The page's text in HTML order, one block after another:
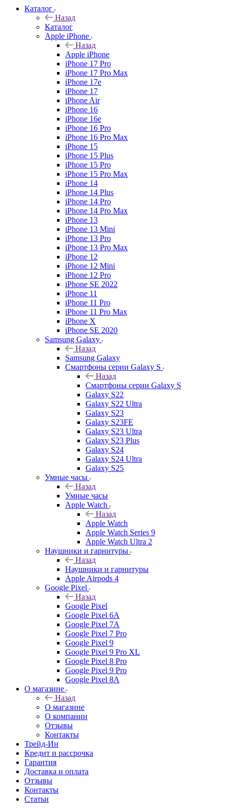
Каталог
Назад
Каталог
Apple iPhone
Назад
Apple iPhone
iPhone 17 Pro
iPhone 17 Pro Max
iPhone 17e
iPhone 17
iPhone Air
iPhone 16
iPhone 16e
iPhone 16 Pro
iPhone 16 Pro Max
iPhone 15
iPhone 15 Plus
iPhone 15 Pro
iPhone 15 Pro Max
iPhone 14
iPhone 14 Plus
iPhone 14 Pro
iPhone 14 Pro Max
iPhone 13
iPhone 13 Mini
iPhone 13 Pro
iPhone 13 Pro Max
iPhone 12
iPhone 12 Mini
iPhone 12 Pro
iPhone SE 2022
iPhone 11
iPhone 11 Pro
iPhone 11 Pro Max
iPhone X
iPhone SE 2020
Samsung Galaxy
Назад
Samsung Galaxy
Смартфоны серии Galaxy S
Назад
Смартфоны серии Galaxy S
Galaxy S22
Galaxy S22 Ultra
Galaxy S23
Galaxy S23FE
Galaxy S23 Ultra
Galaxy S23 Plus
Galaxy S24
Galaxy S24 Ultra
Galaxy S25
Умные часы
Назад
Умные часы
Apple Watch
Назад
Apple Watch
Apple Watch Series 9
Apple Watch Ultra 2
Наушники и гарнитуры
Назад
Наушники и гарнитуры
Apple Airpods 4
Google Pixel
Назад
Google Pixel
Google Pixel 6A
Google Pixel 7А
Google Pixel 7 Pro
Google Pixel 9
Google Pixel 9 Pro XL
Google Pixel 8 Pro
Google Pixel 9 Pro
Google Pixel 8A
О магазине
Назад
О магазине
О компании
Отзывы
Контакты
Трейд-Ин
Кредит и рассрочка
Гарантия
Доставка и оплата
Отзывы
Контакты
Статьи